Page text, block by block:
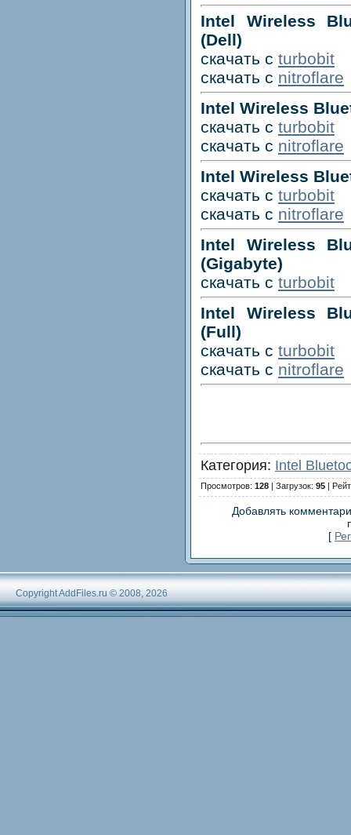
Intel Wireless
(Dell)
скачать с turbobit
скачать с nitroflare
Intel Wireless
скачать с turbobit
скачать с nitroflare
Intel Wireless
скачать с turbobit
скачать с nitroflare
Intel Wireless
(Gigabyte)
скачать с turbobit
Intel Wireless
(Full)
скачать с turbobit
скачать с nitroflare
Категория: Intel
Просмотров: 128 | Загрузок: 95 |
Добавлять
[
Copyright AddFiles.ru © 2008, 2026